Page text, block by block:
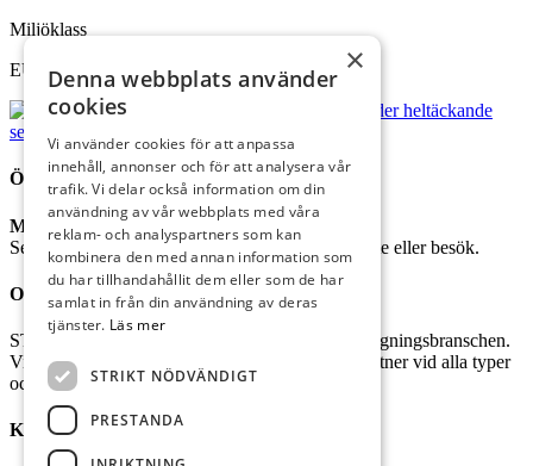
Miljöklass
EU steg 4
ÖPPETTIDER
Mån – Fre
07:00-16:00
Se kontaktuppgifter nedan för att boka tid för möte eller besök.
OM STC BORÅS
STC Borås AB är Er kompletta leverantör i anläggningsbranschen.
Vi har kapacitet och kompetens till att vara Er partner vid alla typer
och storlekar av projekt.
KONTAKT
×
Denna webbplats använder
cookies
Vi använder cookies för att anpassa
innehåll, annonser och för att analysera vår
trafik. Vi delar också information om din
användning av vår webbplats med våra
reklam- och analyspartners som kan
kombinera den med annan information som
du har tillhandahållit dem eller som de har
samlat in från din användning av deras
tjänster. Läs mer
STRIKT NÖDVÄNDIGT
PRESTANDA